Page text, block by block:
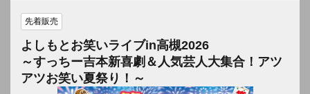
先着販売
よしもとお笑いライブin高槻2026
～すっちー吉本新喜劇＆人気芸人大集合！アツ
アツお笑い夏祭り！～